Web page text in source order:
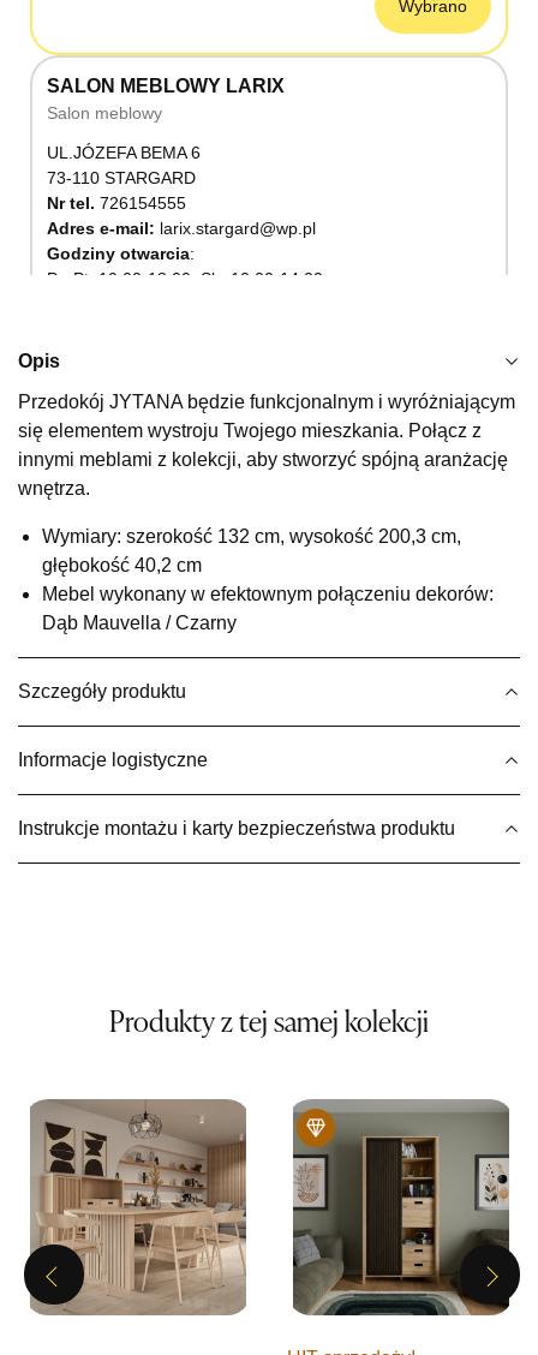
Wybrano
SALON MEBLOWY LARIX
Salon meblowy
UL.JÓZEFA BEMA 6
73-110 STARGARD
Nr tel. 726154555
Adres e-mail: larix.stargard@wp.pl
Godziny otwarcia
Pn-Pt: 10:00-18:00, Sb: 10:00-14:00
Wybierz
SALON MEBLOWY KUBUŚ
UL.RZEMIEŚLNICZA 6
66-470 KOSTRZYN NAD ODRĄ
Nr tel. 507103199
Godziny otwarcia
Godziny otwarcia
Pn-Pt: 09:00-17:00, Sb: 09:00-13:00
Najniższa cena sprzedawcy z ostatnich 30 dni 1 249,00 zł
Wybierz
SALON MEBLOWY MEBLE EXPO
Salon meblowy
UL.PLAC DĄBROWSKIEGO 3
Opis
Przedokój JYTANA będzie funkcjonalnym i wyróżniającym
się elementem wystroju Twojego mieszkania. Połącz z
innymi meblami z kolekcji, aby stworzyć spójną aranżację
wnętrza.
Wymiary: szerokość 132 cm, wysokość 200,3 cm,
głębokość 40,2 cm
Mebel wykonany w efektownym połączeniu dekorów:
Dąb Mauvella / Czarny
Szczegóły produktu
Informacje logistyczne
Instrukcje montażu i karty bezpieczeństwa produktu
Produkty z tej samej kolekcji
Previous Next